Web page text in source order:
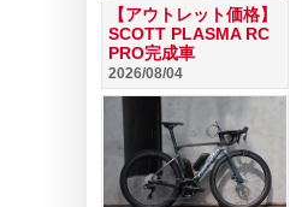
【アウトレット価格】
SCOTT PLASMA RC
PRO完成車
2026/08/04